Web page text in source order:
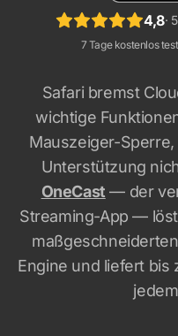
4,8·
7 Tage kostenlos
Safari bremst
wichtige
Mauszeiger-
Unterstützung
OneCast — der
Streaming-App —
Engine und liefert bis